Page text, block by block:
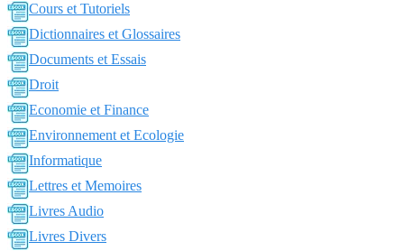
Cours et Tutoriels
Dictionnaires et Glossaires
Documents et Essais
Droit
Economie et Finance
Environnement et Ecologie
Informatique
Lettres et Memoires
Livres Audio
Livres Divers